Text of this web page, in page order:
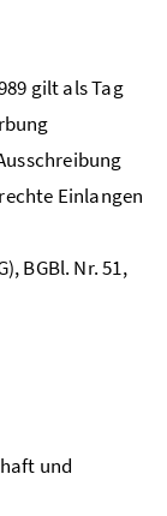
gilt als Tag
Einlangen
BGBl. Nr.51,
und